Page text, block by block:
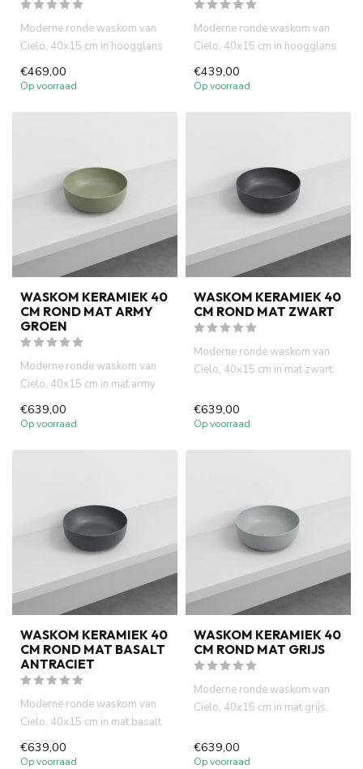
Moderne ronde waskom van
Cielo, 40x15 cm in hoogglans
antraciet. Italiaans desi...
€469,00
Op voorraad
Moderne ronde waskom van
Cielo, 40x15 cm in hoogglans
wit. Italiaans design, hog...
€439,00
Op voorraad
WASKOM KERAMIEK 40
CM ROND MAT ARMY
GROEN
Moderne ronde waskom van
Cielo, 40x15 cm in mat army
groen. Italiaans design, ho...
€639,00
Op voorraad
WASKOM KERAMIEK 40
CM ROND MAT ZWART
Moderne ronde waskom van
Cielo, 40x15 cm in mat zwart.
€639,00
Op voorraad
WASKOM KERAMIEK 40
CM ROND MAT BASALT
ANTRACIET
Moderne ronde waskom van
Cielo, 40x15 cm in mat basalt
antraciet. Italiaans des...
€639,00
Op voorraad
WASKOM KERAMIEK 40
CM ROND MAT GRIJS
Moderne ronde waskom van
Cielo, 40x15 cm in mat grijs.
€639,00
Op voorraad